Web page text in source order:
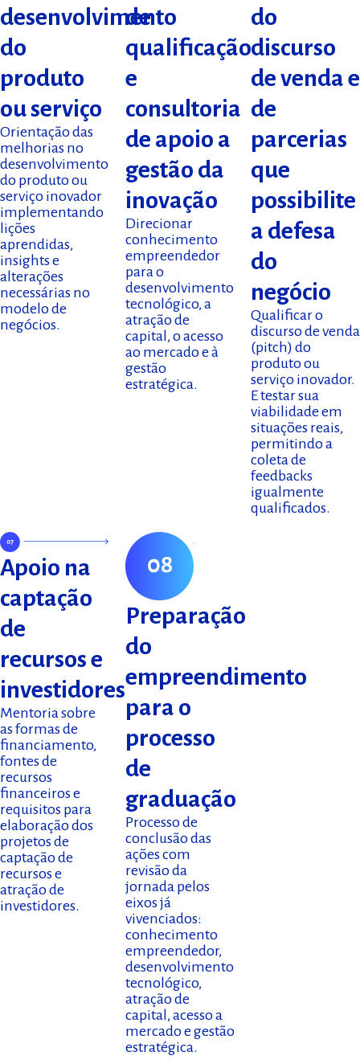
desenvolvimento
do
produto
ou serviço
Orientação das
melhorias no
desenvolvimento
do produto ou
serviço inovador
implementando
lições
aprendidas,
insights e
alterações
necessárias no
modelo de
negócios.
de
qualificação
e
consultoria
de apoio a
gestão da
inovação
Direcionar
conhecimento
empreendedor
para o
desenvolvimento
tecnológico, a
atração de
capital, o acesso
ao mercado e à
gestão
estratégica.
do
discurso
de venda e
de
parcerias
que
possibilite
a defesa
do
negócio
Qualificar o
discurso de venda
(pitch) do
produto ou
serviço inovador.
E testar sua
viabilidade em
situações reais,
permitindo a
coleta de
feedbacks
igualmente
qualificados.
Apoio na
captação
de
recursos e
investidores
Mentoria sobre
as formas de
financiamento,
fontes de
recursos
financeiros e
requisitos para
elaboração dos
projetos de
captação de
recursos e
atração de
investidores.
Preparação
do
empreendimento
para o
processo
de
graduação
Processo de
conclusão das
ações com
revisão da
jornada pelos
eixos já
vivenciados:
conhecimento
empreendedor,
desenvolvimento
tecnológico,
atração de
capital, acesso a
mercado e gestão
estratégica.